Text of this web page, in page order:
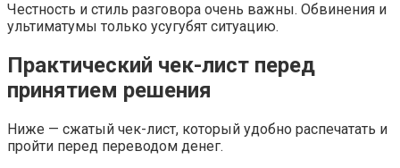
Честность и стиль разговора очень важны. Обвинения и
ультиматумы только усугубят ситуацию.
Практический чек-лист перед
принятием решения
Ниже — сжатый чек-лист, который удобно распечатать и
пройти перед переводом денег.